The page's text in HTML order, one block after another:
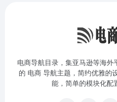
电商导航目录，集亚马逊等海
的 电商 导航主题，简约优雅的
能，简单的模块化配